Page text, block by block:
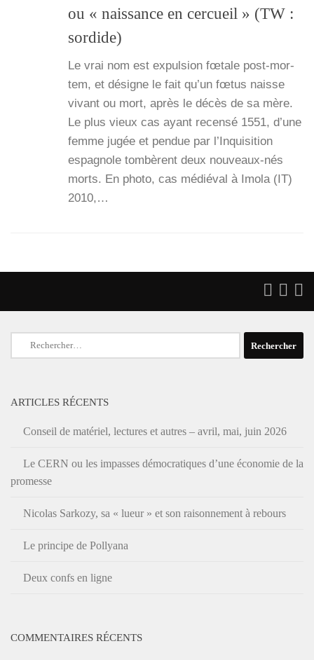
ou « naissance en cercueil » (TW :
sordide)
Le vrai nom est expul­sion fœtale post-mor­­
tem, et désigne le fait qu’un fœtus naisse
vivant ou mort, après le décès de sa mère.
Le plus vieux cas ayant recen­sé 1551, d’une
femme jugée et pen­due par l’In­qui­si­tion
espa­gnole tom­bèrent deux nou­­veaux-nés
morts. En pho­to, cas médié­val à Imo­la (IT)
2010,…
Rechercher :
ARTICLES RÉCENTS
Conseil de matériel, lectures et autres – avril, mai, juin 2026
Le CERN ou les impasses démocratiques d’une économie de la
promesse
Nicolas Sarkozy, sa « lueur » et son raisonnement à rebours
Le principe de Pollyana
Deux confs en ligne
COMMENTAIRES RÉCENTS